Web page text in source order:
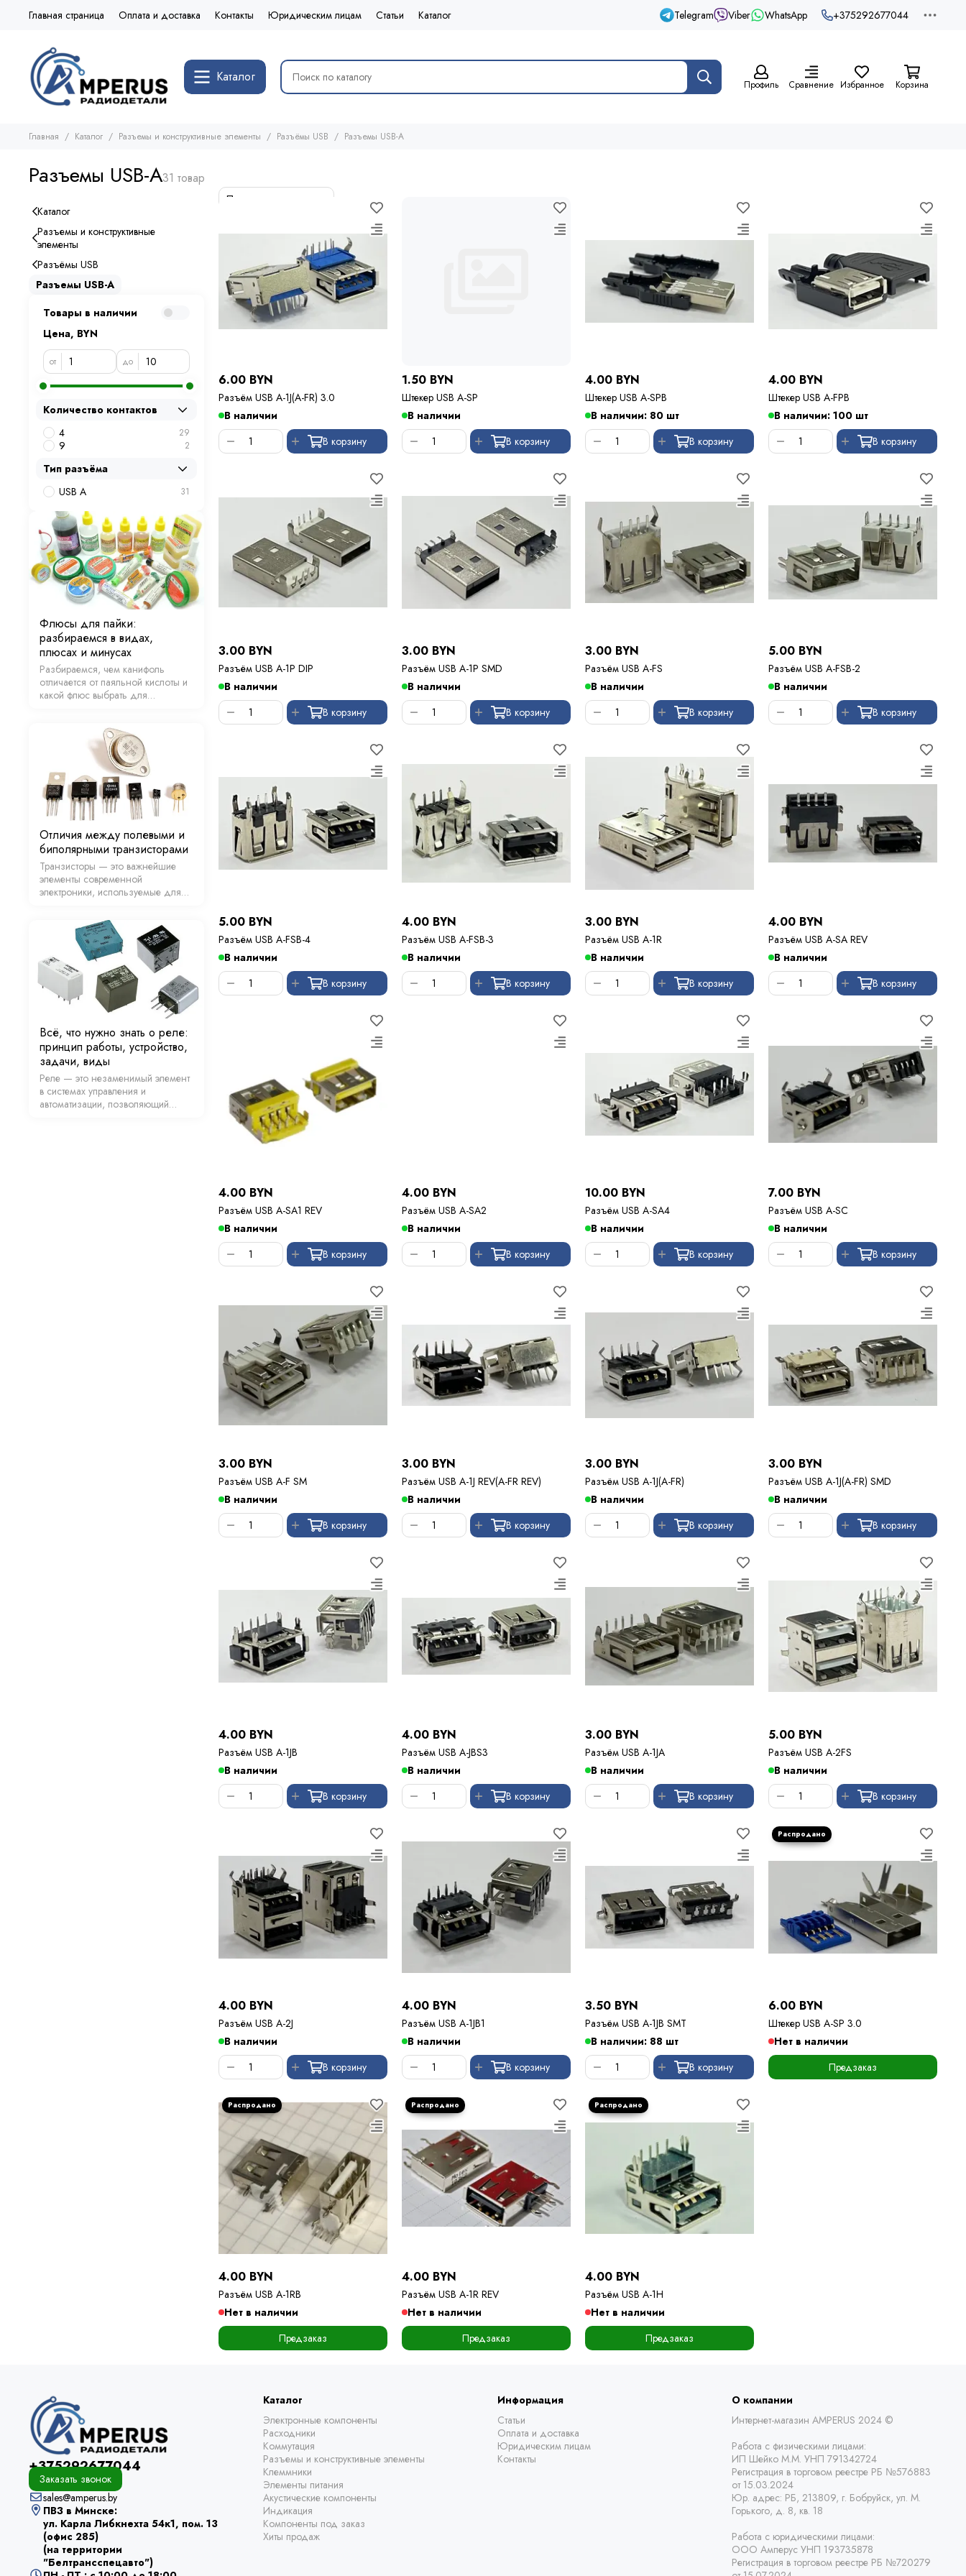
Главная страница Оплата и доставка Контакты Юридическим лицам Статьи Каталог Telegram Viber WhatsApp +375292677044
Каталог Профиль Сравнение Избранное Корзина
Главная Каталог Разъемы и конструктивные элементы Разъёмы USB Разъемы USB-A
Разъемы USB-A
6.00 BYN
Разъём USB A-1J(A-FR) 3.0
В наличии
В корзину
1.50 BYN
Штекер USB A-SP
В наличии
В корзину
4.00 BYN
Штекер USB A-SPB
В наличии: 80 шт
В корзину
4.00 BYN
Штекер USB A-FPB
В наличии: 100 шт
В корзину
3.00 BYN
Разъём USB A-1P DIP
В наличии
В корзину
3.00 BYN
Разъём USB A-1P SMD
В наличии
В корзину
3.00 BYN
Разъём USB A-FS
В наличии
В корзину
5.00 BYN
Разъём USB A-FSB-2
В наличии
В корзину
5.00 BYN
Разъём USB A-FSB-4
В наличии
В корзину
4.00 BYN
Разъём USB A-FSB-3
В наличии
В корзину
3.00 BYN
Разъём USB A-1R
В наличии
В корзину
4.00 BYN
Разъём USB A-SA REV
В наличии
В корзину
4.00 BYN
Разъём USB A-SA1 REV
В наличии
В корзину
4.00 BYN
Разъём USB A-SA2
В наличии
В корзину
10.00 BYN
Разъём USB A-SA4
В наличии
В корзину
7.00 BYN
Разъём USB A-SC
В наличии
В корзину
3.00 BYN
Разъём USB A-F SM
В наличии
В корзину
3.00 BYN
Разъём USB A-1J REV(A-FR REV)
В наличии
В корзину
3.00 BYN
Разъём USB A-1J(A-FR)
В наличии
В корзину
3.00 BYN
Разъём USB A-1J(A-FR) SMD
В наличии
В корзину
4.00 BYN
Разъём USB A-1JB
В наличии
В корзину
4.00 BYN
Разъём USB A-JBS3
В наличии
В корзину
3.00 BYN
Разъём USB A-1JA
В наличии
В корзину
5.00 BYN
Разъём USB A-2FS
В наличии
В корзину
4.00 BYN
Разъём USB A-2J
В наличии
В корзину
4.00 BYN
Разъём USB A-1JB1
В наличии
В корзину
3.50 BYN
Разъём USB A-1JB SMT
В наличии: 88 шт
В корзину
6.00 BYN
Штекер USB A-SP 3.0
Нет в наличии
Предзаказ
4.00 BYN
Разъём USB A-1RB
Нет в наличии
Предзаказ
4.00 BYN
Разъём USB A-1R REV
Нет в наличии
Предзаказ
4.00 BYN
Разъём USB A-1H
Нет в наличии
Предзаказ
Каталог
Разъемы и конструктивные
элементы
Разъёмы USB
Разъемы USB-A
Товары в наличии
Цена, BYN
от до
Количество контактов
4
29
9 2
Тип разъёма
USB A
31
Флюсы для пайки:
разбираемся в видах,
плюсах и минусах
Разбираемся, чем канифоль
отличается от паяльной кислоты и
какой флюс выбрать для
Отличия между полевыми и
биполярными транзисторами
Транзисторы — это важнейшие
элементы современной
электроники, используемые для
управления сигналами в
различных устройствах. Существует
два основных типа транзисторов:
биполярные (BJT) и полевые (FET).
…
Всё, что нужно знать о реле:
принцип работы, устройство,
задачи, виды
Реле — это незаменимый элемент
в системах управления и
автоматизации, позволяющий
+375292677044
Заказать звонок
sales@amperus.by
ПВЗ в Минске:
ул. Карла Либкнехта 54к1, пом. 13
(офис 285)
(на территории
"Белтрансспецавто")
Каталог
Электронные компоненты
Расходники
Коммутация
Разъемы и конструктивные элементы
Клеммники
Элементы питания
Акустические компоненты
Индикация
Компоненты под заказ
Хиты продаж
Информация
Статьи
Оплата и доставка
Юридическим лицам
Контакты
О компании
Интернет-магазин AMPERUS 2024 ©
Работа с физическими лицами:
ИП Шейко М.М. УНП 791342724
Регистрация в торговом реестре РБ №576883
от 15.03.2024
Юр. адрес: РБ, 213809, г. Бобруйск, ул. М.
Горького, д. 8, кв. 18
Работа с юридическими лицами:
ООО Амперус УНП 193735878
Регистрация в торговом реестре РБ №720279